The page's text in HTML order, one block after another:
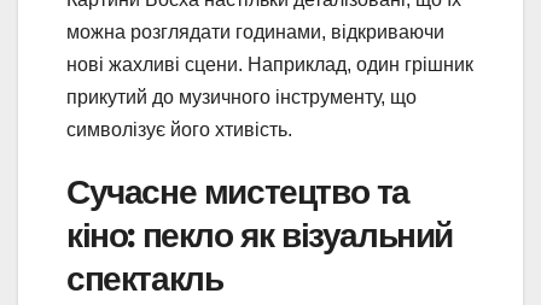
можна розглядати годинами, відкриваючи
нові жахливі сцени. Наприклад, один грішник
прикутий до музичного інструменту, що
символізує його хтивість.
Сучасне мистецтво та
кіно: пекло як візуальний
спектакль